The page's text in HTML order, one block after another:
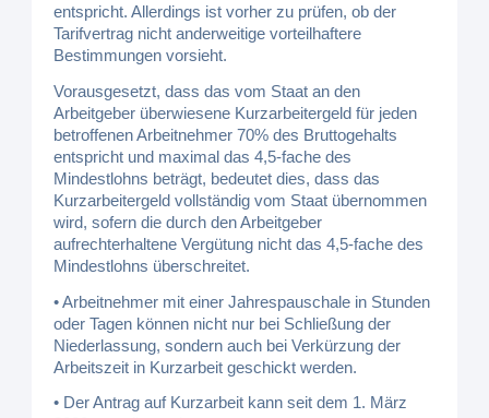
entspricht. Allerdings ist vorher zu prüfen, ob der
Tarifvertrag nicht anderweitige vorteilhaftere
Bestimmungen vorsieht.
Vorausgesetzt, dass das vom Staat an den
Arbeitgeber überwiesene Kurzarbeitergeld für jeden
betroffenen Arbeitnehmer 70% des Bruttogehalts
entspricht und maximal das 4,5-fache des
Mindestlohns beträgt, bedeutet dies, dass das
Kurzarbeitergeld vollständig vom Staat übernommen
wird, sofern die durch den Arbeitgeber
aufrechterhaltene Vergütung nicht das 4,5-fache des
Mindestlohns überschreitet.
• Arbeitnehmer mit einer Jahrespauschale in Stunden
oder Tagen können nicht nur bei Schließung der
Niederlassung, sondern auch bei Verkürzung der
Arbeitszeit in Kurzarbeit geschickt werden.
• Der Antrag auf Kurzarbeit kann seit dem 1. März